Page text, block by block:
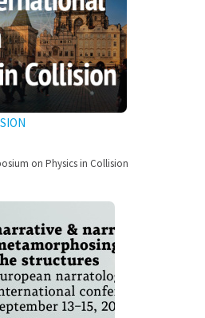
on Physics in Collision